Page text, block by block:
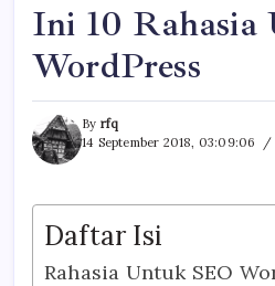
Ini 10 Rahasia
WordPress
By rfq
14 September 2018, 03:09:06
Daftar Isi
Rahasia Untuk SEO